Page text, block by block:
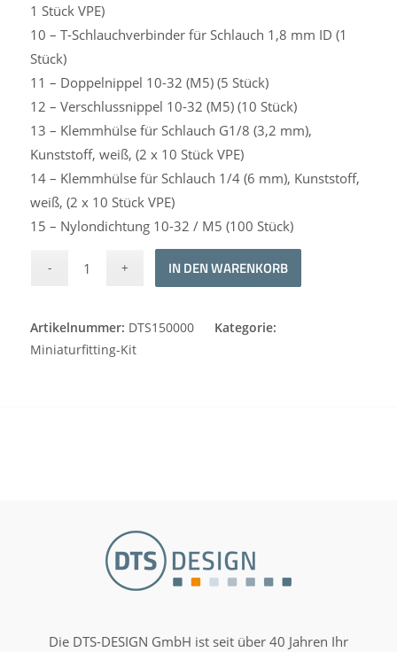
1 Stück VPE)
10 – T-Schlauchverbinder für Schlauch 1,8 mm ID (1
Stück)
11 – Doppelnippel 10-32 (M5) (5 Stück)
12 – Verschlussnippel 10-32 (M5) (10 Stück)
13 – Klemmhülse für Schlauch G1/8 (3,2 mm),
Kunststoff, weiß, (2 x 10 Stück VPE)
14 – Klemmhülse für Schlauch 1/4 (6 mm), Kunststoff,
weiß, (2 x 10 Stück VPE)
15 – Nylondichtung 10-32 / M5 (100 Stück)
IN DEN WARENKORB
Artikelnummer: DTS150000
Kategorie:
Miniaturfitting-Kit
Die DTS-DESIGN GmbH ist seit über 40 Jahren Ihr